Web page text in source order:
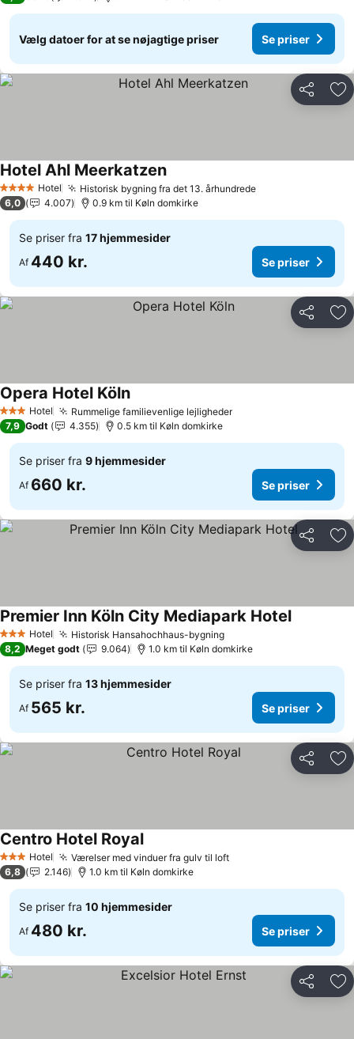
Vælg datoer for at se nøjagtige priser Se priser
Del
4 StjernerHotel Historisk bygning fra det 13. århundrede
Hotel Ahl Meerkatzen
6,0 4.007 0.9 km til Køln domkirke
Se priser fra 17 hjemmesider
Af 440 kr. Se priser
Del
3 StjernerHotel Rummelige familievenlige lejligheder
Opera Hotel Köln
7,9 Godt 4.355 0.5 km til Køln domkirke
Se priser fra 9 hjemmesider
Af 660 kr. Se priser
Del
3 StjernerHotel Historisk Hansahochhaus-bygning
Premier Inn Köln City Mediapark Hotel
8,2 Meget godt 9.064 1.0 km til Køln domkirke
Se priser fra 13 hjemmesider
Af 565 kr. Se priser
Del
3 StjernerHotel Værelser med vinduer fra gulv til loft
Centro Hotel Royal
6,8 2.146 1.0 km til Køln domkirke
Se priser fra 10 hjemmesider
Af 480 kr. Se priser
Del